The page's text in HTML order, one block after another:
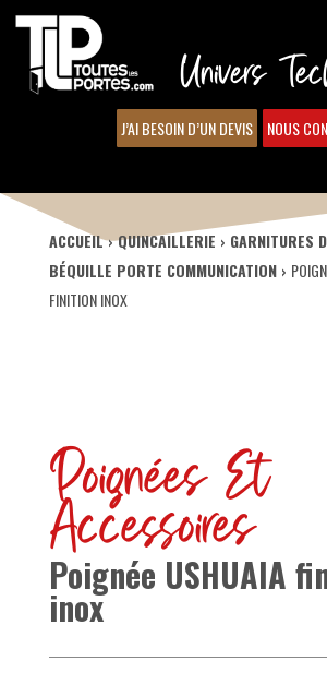
Univers
J’AI BESOIN D’UN DEVIS NOUS
ACCUEIL QUINCAILLERIE
GARNITURES
BÉQUILLE PORTE COMMUNICATION
FINITION INOX
Poignées Et
Accessoires
Poignée USHUAIA
inox